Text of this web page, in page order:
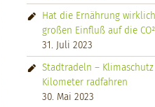
Hat die Ernährung
großen Einfluß auf die
31. Juli 2023
Stadtradeln –
Kilometer radfahren
30. Mai 2023